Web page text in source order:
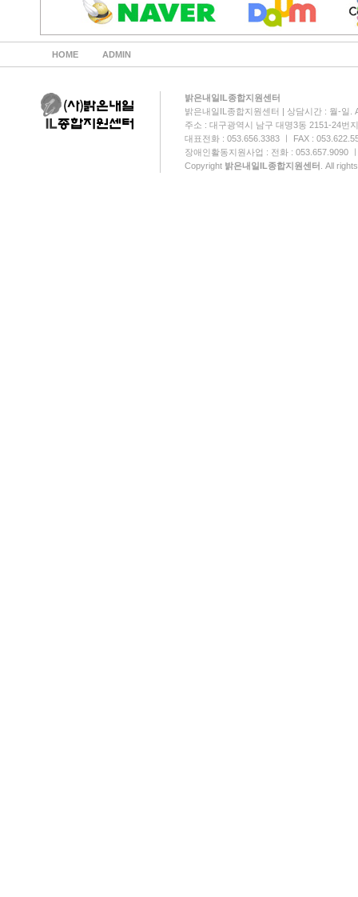
HOME ADMIN
밝은내일IL종합지원센터
밝은내일IL종합지원센터 | 상담시간 : 월-일.
주소 : 대구광역시 남구 대명3동 2151-24번지
대표전화 : 053.656.3383 ㅣ FAX :
장애인활동지원사업 : 전화 : 053.657.9090
Copyright 밝은내일IL종합지원센터 . All